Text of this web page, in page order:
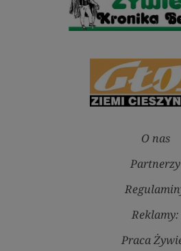
O nas
Partnerzy
Reklamy:
Praca